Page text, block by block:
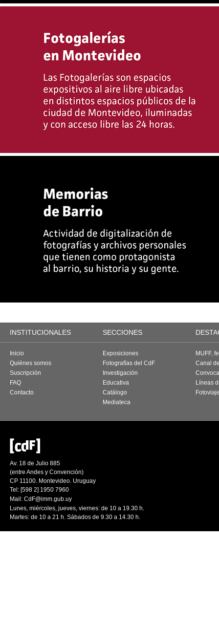
INSTITUCIONALES SECCIONES
Inicio
Quiénes somos
Suscripción
FAQ
Contacto
Exposiciones
Fotografías del CdF
Investigación
Educativa
Catálogo
Mediateca
MUFF,
Canal
Líneas
Av. 18 de Julio 885
(entre Andes y Convención)
CP 11100. Montevideo. Uruguay
Tel: [598 2] 1950 7960
Mail: CdF@imm.gub.uy
Lunes, miércoles, jueves, viernes: de 10 a 19.30 h.
Martes: de 10 a 21 h. Sábados de 9.30 a 14.30 h.